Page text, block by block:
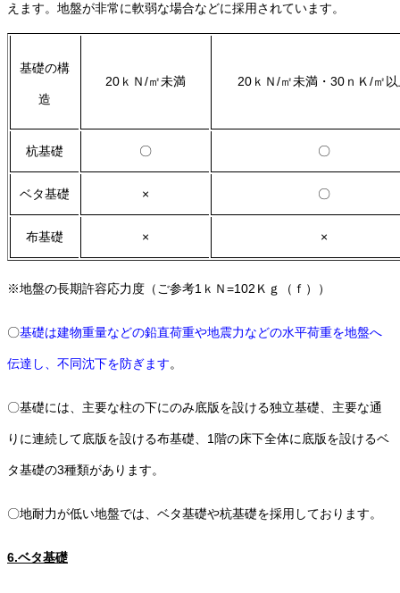
えます。地盤が非常に軟弱な場合などに採用されています。
基礎の構
造
20ｋＮ/㎡未満 20ｋＮ/㎡未満・30ｎＫ/㎡
杭基礎 〇 〇
ベタ基礎 × 〇
布基礎 × ×
※地盤の長期許容応力度（ご参考1ｋＮ=102Ｋｇ（ｆ））
〇基礎は建物重量などの鉛直荷重や地震力などの水平荷重を地盤へ
伝達し、不同沈下を防ぎます。
〇基礎には、主要な柱の下にのみ底版を設ける独立基礎、主要な通
りに連続して底版を設ける布基礎、1階の床下全体に底版を設けるベ
タ基礎の3種類があります。
〇地耐力が低い地盤では、ベタ基礎や杭基礎を採用しております。
6.ベタ基礎